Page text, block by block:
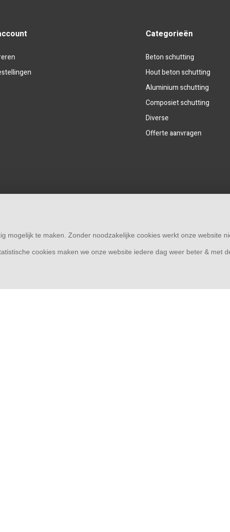
Categorieën
Beton schutting
Hout beton schutting
Aluminium schutting
Composiet schutting
Diverse
Offerte aanvragen
© Copyright 2026
mogelijk te maken. Zonder noodzakelijke cookies werkt onze website
cookies maken we onze website iedere dag weer beter & met